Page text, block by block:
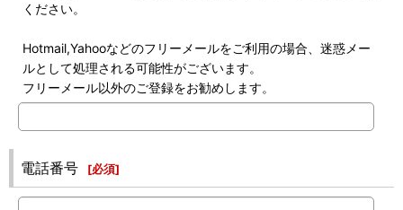
ください。
Hotmail,Yahooなどのフリーメールをご利用の場合、迷惑メー
ルとして処理される可能性がございます。
フリーメール以外のご登録をお勧めします。
電話番号 [必須]